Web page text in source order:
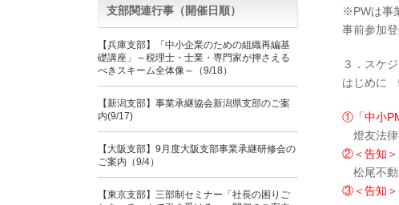
※PWは事
事前参加
３．スケ
はじめに
①「中小
燈友法
②＜告知＞
松尾不
③＜告知＞
支部関連行事（開催日順）
【兵庫支部】「中小企業のための組織再編基
礎講座」～税理士・士業・専門家が押さえる
べきスキーム全体像～（9/18）
【新潟支部】事業承継協会新潟県支部のご案
内(9/17)
【大阪支部】9月度大阪支部事業承継研修会の
ご案内（9/4）
【東京支部】三部制セミナー「社長の困りご